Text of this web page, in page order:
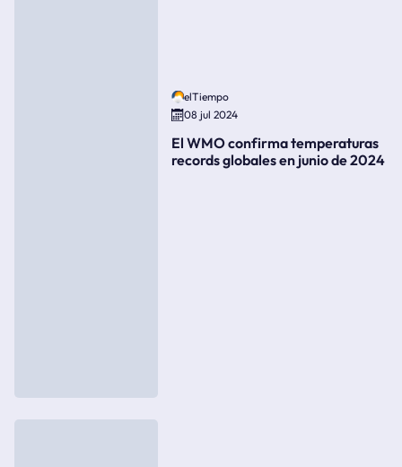
elTiempo
08 jul 2024
El WMO confirma temperaturas
records globales en junio de 2024